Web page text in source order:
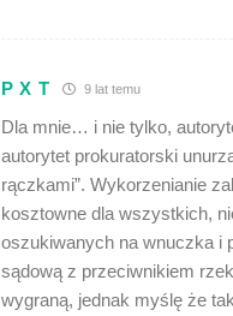
P X T 9 lat temu
Dla mnie… i nie tylko,
autorytet prokuratorski
rączkami”. Wykorzenianie
kosztowne dla wszystkich,
oszukiwanych na wnuczka i
sądową z przeciwnikiem
wygraną, jednak myślę że